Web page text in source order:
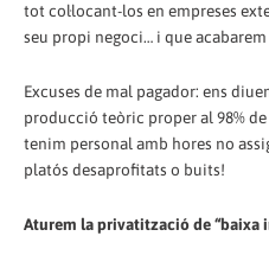
tot col·locant-los en empreses
seu propi negoci… i que
Excuses de mal pagador: ens
producció teòric proper al 98%
tenim personal amb hores no
platós desaprofitats o buits!
Aturem la privatització de “baixa